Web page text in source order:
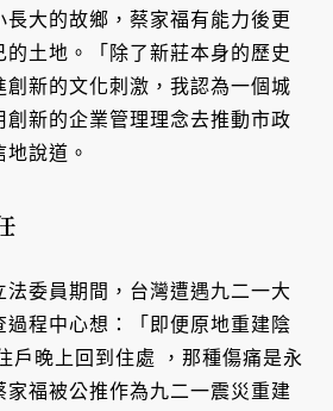
大的故鄉，蔡家福有能力後更
的土地。「除了新莊本身的歷史
創新的文化刺激，我認為一個城
創新的企業管理理念去推動市政
說道。
法委員期間，台灣遭遇九二一大
過程中心想：「即便原地重建陰
戶晚上回到住處 ，那種傷痛是永
家福被公推作為九二一震災重建